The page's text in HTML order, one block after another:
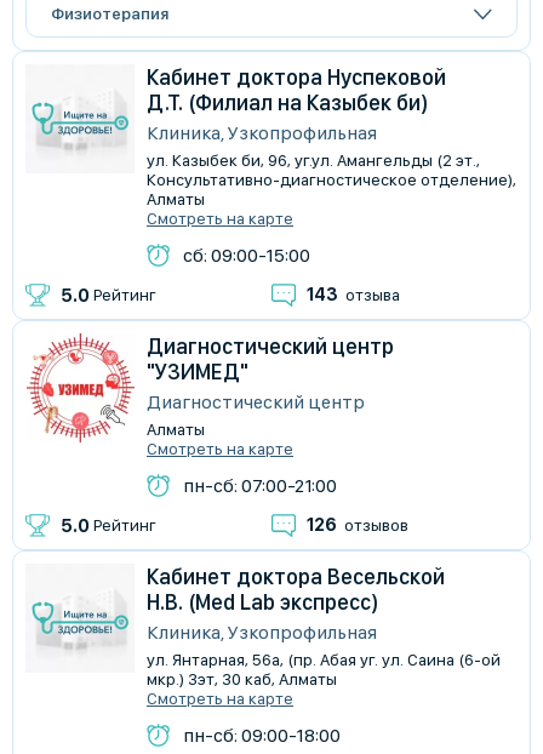
Физиотерапия
Кабинет доктора Нуспековой
Д.Т. (Филиал на Казыбек би)
Клиника, Узкопрофильная
ул. Казыбек би, 96, уг.ул. Амангельды (2 эт.,
Консультативно-диагностическое отделение),
Алматы
Смотреть на карте
сб: 09:00-15:00
5.0 Рейтинг 143 отзыва
Диагностический центр
"УЗИМЕД"
Диагностический центр
Алматы
Смотреть на карте
пн-сб: 07:00-21:00
5.0 Рейтинг 126 отзывов
Кабинет доктора Весельской
Н.В. (Med Lab экспресс)
Клиника, Узкопрофильная
ул. Янтарная, 56а, (пр. Абая уг. ул. Саина (6-ой
мкр.) 3эт, 30 каб, Алматы
Смотреть на карте
пн-сб: 09:00-18:00